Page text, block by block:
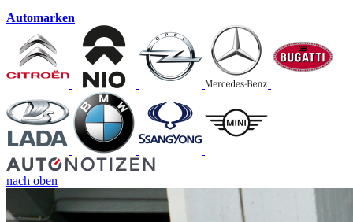
Automarken
nach oben